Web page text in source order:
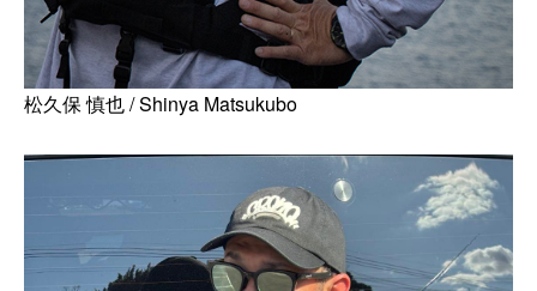
松久保 慎也 / Shinya Matsukubo